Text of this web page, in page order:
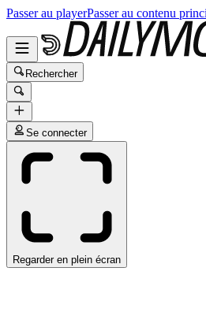
Passer au playerPasser au contenu
Rechercher
Se connecter
Regarder en plein écran